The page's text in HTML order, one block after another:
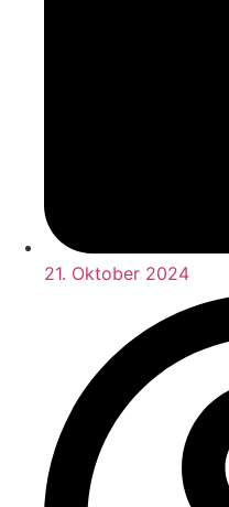
21. Oktober 2024